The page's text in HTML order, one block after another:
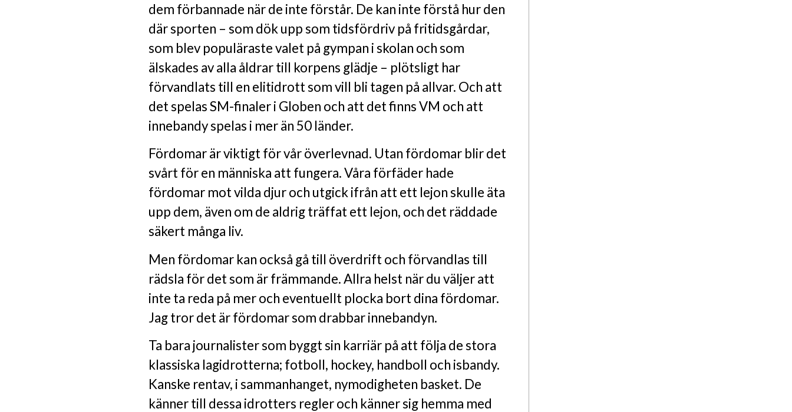
dem förbannade när de inte förstår. De kan inte förstå hur den
där sporten – som dök upp som tidsfördriv på fritidsgårdar,
som blev populäraste valet på gympan i skolan och som
älskades av alla åldrar till korpens glädje – plötsligt har
förvandlats till en elitidrott som vill bli tagen på allvar. Och att
det spelas SM-finaler i Globen och att det finns VM och att
innebandy spelas i mer än 50 länder.
Fördomar är viktigt för vår överlevnad. Utan fördomar blir det
svårt för en människa att fungera. Våra förfäder hade
fördomar mot vilda djur och utgick ifrån att ett lejon skulle äta
upp dem, även om de aldrig träffat ett lejon, och det räddade
säkert många liv.
Men fördomar kan också gå till överdrift och förvandlas till
rädsla för det som är främmande. Allra helst när du väljer att
inte ta reda på mer och eventuellt plocka bort dina fördomar.
Jag tror det är fördomar som drabbar innebandyn.
Ta bara journalister som byggt sin karriär på att följa de stora
klassiska lagidrotterna; fotboll, hockey, handboll och isbandy.
Kanske rentav, i sammanhanget, nymodigheten basket. De
känner till dessa idrotters regler och känner sig hemma med